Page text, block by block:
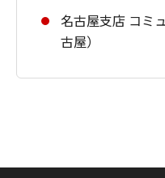
名古屋支店 コミ
古屋）